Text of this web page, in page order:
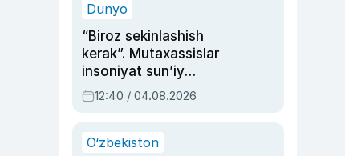
Dunyo
“Biroz sekinlashish
kerak”. Mutaxassislar
insoniyat sun’iy
intellektni boshqara
olmay qolishidan xavotir
12:40 / 04.08.2026
O‘zbekiston